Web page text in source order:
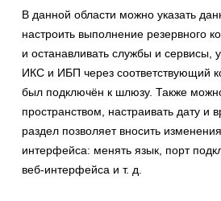
В данной области можно указать
настроить выполнение резервного
и останавливать службы и сервисы,
ИКС и ИБП через соответствующий
был подключён к шлюзу. Также
пространством, настраивать дату и
раздел позволяет вносить
интерфейса: менять язык, порт
веб-интерфейса и т. д.